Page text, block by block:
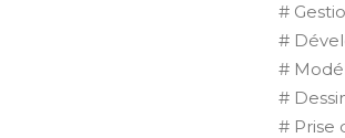
#
#
#
#
# Prise